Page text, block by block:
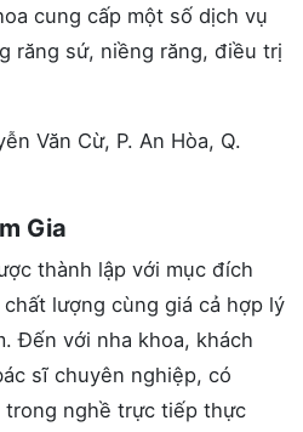
cung cấp một số dịch vụ
răng sứ, niềng răng, điều trị
Văn Cừ, P. An Hòa, Q.
Gia
thành lập với mục đích
lượng cùng giá cả hợp lý
Đến với nha khoa, khách
sĩ chuyên nghiệp, có
trong nghề trực tiếp thực